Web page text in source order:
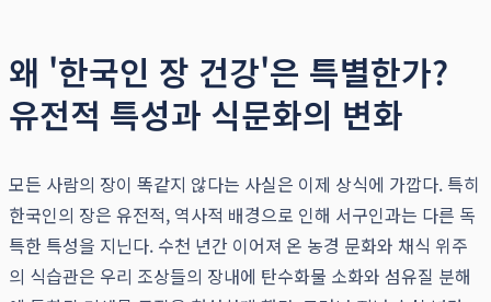
왜 '한국인 장 건강'은 특별한가?
유전적 특성과 식문화의 변화
모든 사람의 장이 똑같지 않다는 사실은 이제 상식에 가깝다. 특히
한국인의 장은 유전적, 역사적 배경으로 인해 서구인과는 다른 독
특한 특성을 지닌다. 수천 년간 이어져 온 농경 문화와 채식 위주
의 식습관은 우리 조상들의 장내에 탄수화물 소화와 섬유질 분해